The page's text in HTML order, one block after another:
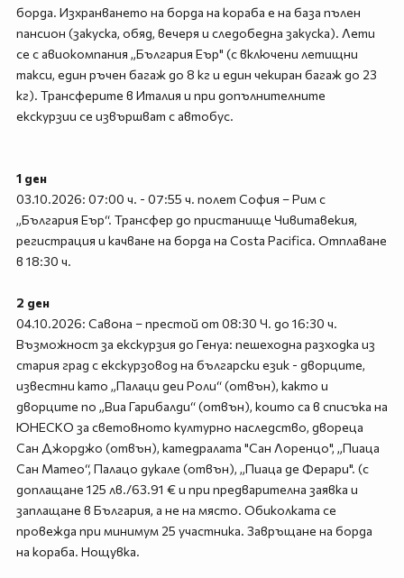
борда. Изхранването на борда на кораба е на база пълен
пансион (закуска, обяд, вечеря и следобедна закуска). Лети
се с авиокомпания „България Еър" (с включени летищни
такси, един ръчен багаж до 8 кг и един чекиран багаж до 23
кг). Трансферите в Италия и при допълнителните
екскурзии се извършват с автобус.
1 ден
03.10.2026: 07:00 ч. - 07:55 ч. полет София – Рим с
„България Еър“. Трансфер до пристанище Чивитавекия,
регистрация и качване на борда на Costa Pacifica. Отплаване
в 18:30 ч.
2 ден
04.10.2026: Савона – престой от 08:30 Ч. до 16:30 ч.
Възможност за екскурзия до Генуа: пешеходна разходка из
стария град с екскурзовод на български език - дворците,
известни като „Палаци деи Роли“ (отвън), както и
дворците по „Виа Гарибалди“ (отвън), които са в списъка на
ЮНЕСКО за световното културно наследство, двореца
Сан Джорджо (отвън), катедралата "Сан Лоренцо", „Пиаца
Сан Матео“, Палацо дукале (отвън), „Пиаца де Ферари". (с
доплащане 125 лв./63.91 € и при предварителна заявка и
заплащане в България, а не на място. Обиколката се
провежда при минимум 25 участника. Завръщане на борда
на кораба. Нощувка.